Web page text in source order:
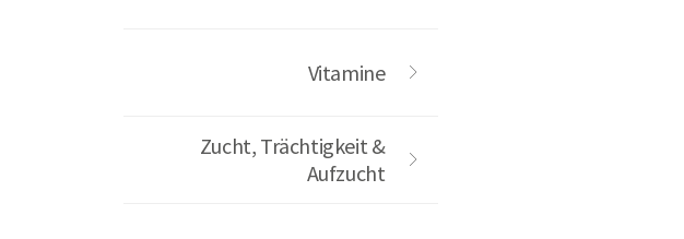
Vitamine
Zucht, Trächtigkeit &
Aufzucht